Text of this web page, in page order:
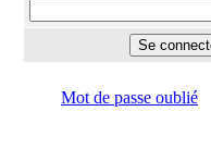
Mot de passe oublié